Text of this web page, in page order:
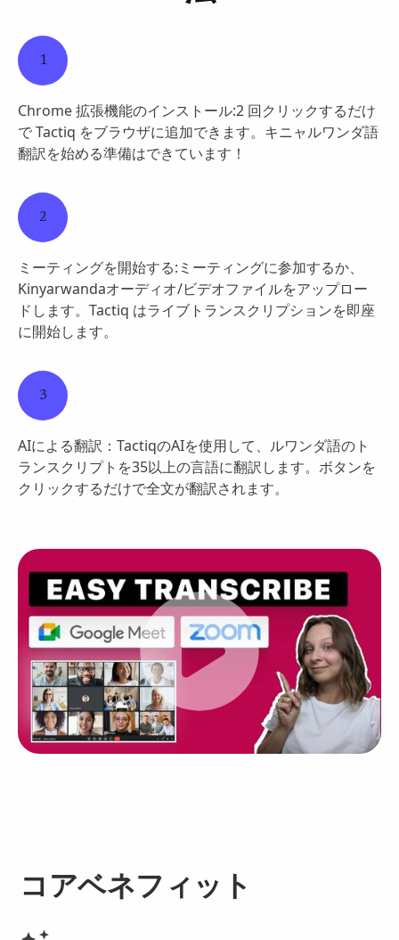
1
Chrome 拡張機能のインストール:2 回クリックするだけ
で Tactiq をブラウザに追加できます。キニャルワンダ語
翻訳を始める準備はできています！
2
ミーティングを開始する:ミーティングに参加するか、
Kinyarwandaオーディオ/ビデオファイルをアップロー
ドします。Tactiq はライブトランスクリプションを即座
に開始します。
3
AIによる翻訳：TactiqのAIを使用して、ルワンダ語のト
ランスクリプトを35以上の言語に翻訳します。ボタンを
クリックするだけで全文が翻訳されます。
コアベネフィット